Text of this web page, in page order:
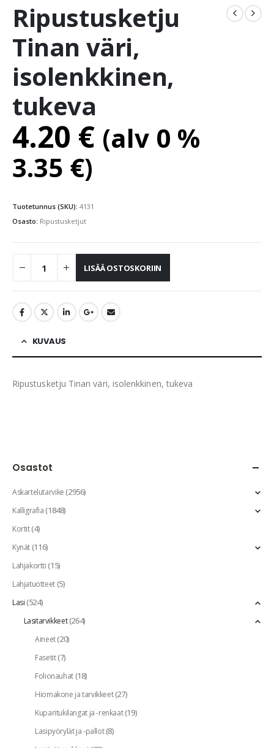
Ripustusketju
Tinan väri,
isolenkkinen,
tukeva
4.20 € (alv 0 %
3.35 €)
Tuotetunnus (SKU): 4131
Osasto: Ripustusketjut
LISÄÄ OSTOSKORIIN
KUVAUS
Ripustusketju Tinan väri, isolenkkinen, tukeva
Osastot
Askartelutarvike(2956)
Kalligrafia(1848)
Kortit(4)
Kynät(116)
Lahjakortti(15)
Lahjatuotteet(5)
Lasi(524)
Lasitarvikkeet(264)
Aineet(20)
Fasetit(7)
Folionauhat(18)
Hiomakone ja tarvikkeet(27)
Kuparitukilangat ja -renkaat(19)
Lasipyörylät ja -pallot(8)